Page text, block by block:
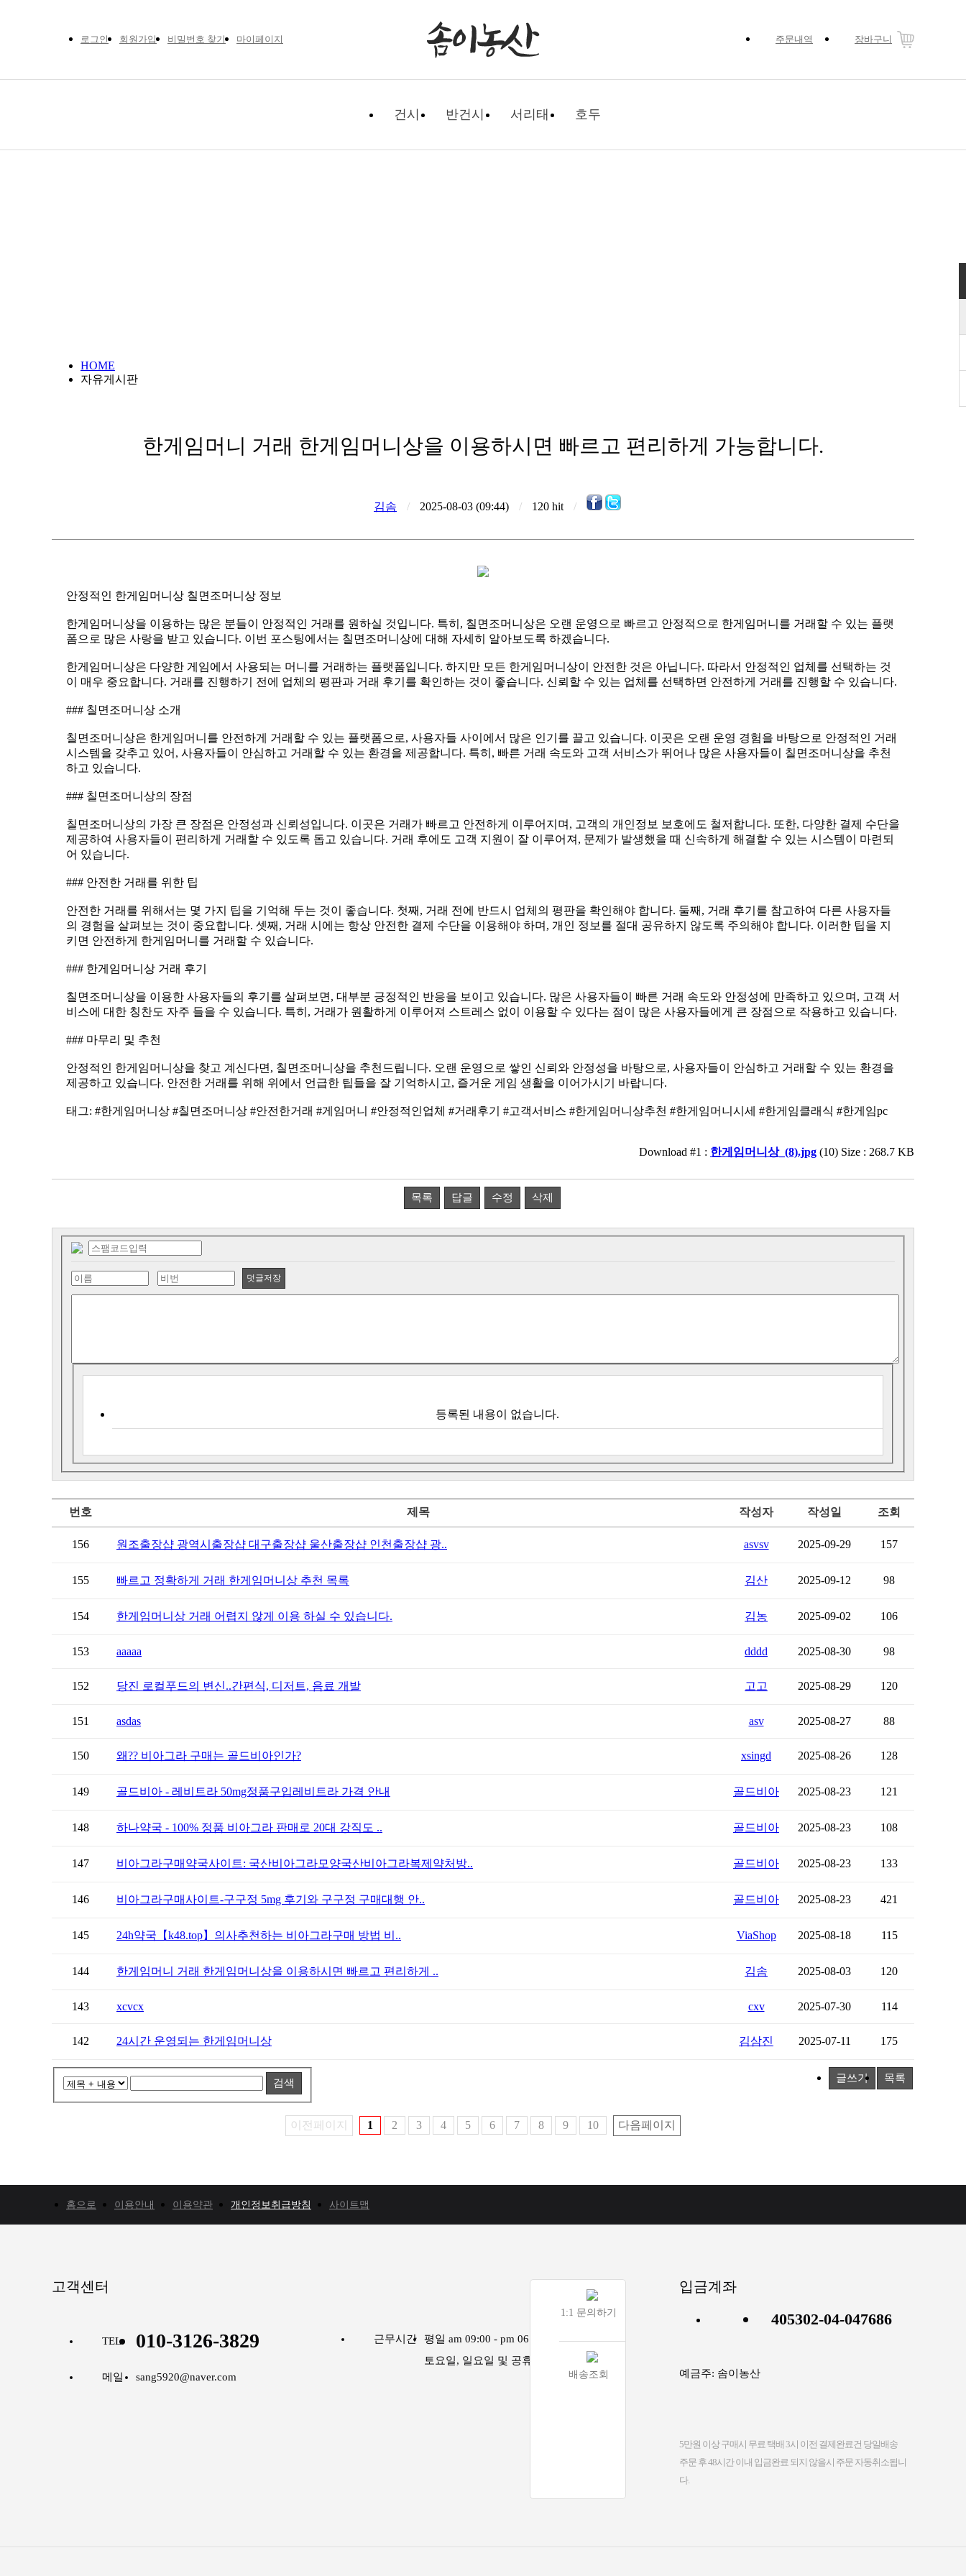
로그인 회원가입 비밀번호 찾기 마이페이지 주문내역 장바구니
건시 반건시 서리태 호두
HOME
자유게시판
한게임머니 거래 한게임머니상을 이용하시면 빠르고 편리하게 가능합니다.
김솜 / 2025-08-03 (09:44) / 120 hit /
안정적인 한게임머니상 칠면조머니상 정보
폼으로 많은 사랑을 받고 있습니다. 이번 포스팅에서는 칠면조머니상에 대해 자세히 알아보도록 하겠습니다.
이 매우 중요합니다. 거래를 진행하기 전에 업체의 평판과 거래 후기를 확인하는 것이 좋습니다. 신뢰할 수 있는 업체를 선택하면 안전하게 거래를 진행할 수 있습니다.
### 칠면조머니상 소개
하고 있습니다.
### 칠면조머니상의 장점
어 있습니다.
### 안전한 거래를 위한 팁
키면 안전하게 한게임머니를 거래할 수 있습니다.
### 한게임머니상 거래 후기
비스에 대한 칭찬도 자주 들을 수 있습니다. 특히, 거래가 원활하게 이루어져 스트레스 없이 이용할 수 있다는 점이 많은 사용자들에게 큰 장점으로 작용하고 있습니다.
### 마무리 및 추천
제공하고 있습니다. 안전한 거래를 위해 위에서 언급한 팁들을 잘 기억하시고, 즐거운 게임 생활을 이어가시기 바랍니다.
태그: #한게임머니상 #칠면조머니상 #안전한거래 #게임머니 #안정적인업체 #거래후기 #고객서비스 #한게임머니상추천 #한게임머니시세 #한게임클래식 #한게임pc
Download #1 : 한게임머니상_(8).jpg (10) Size : 268.7 KB
목록 답글 수정 삭제
덧글저장
등록된 내용이 없습니다.
번호 제목 작성자 작성일 조회
156 원조출장샵 광역시출장샵 대구출장샵 울산출장샵 인천출장샵 광.. asvsv 2025-09-29 157
155 빠르고 정확하게 거래 한게임머니상 추천 목록 김산 2025-09-12 98
154 한게임머니상 거래 어렵지 않게 이용 하실 수 있습니다. 김농 2025-09-02 106
153 aaaaa dddd 2025-08-30 98
152 당진 로컬푸드의 변신..간편식, 디저트, 음료 개발 고고 2025-08-29 120
151 asdas asv 2025-08-27 88
150 왜?? 비아그라 구매는 골드비아인가? xsingd 2025-08-26 128
149 골드비아 - 레비트라 50mg정품구입레비트라 가격 안내 골드비아 2025-08-23 121
148 하나약국 - 100% 정품 비아그라 판매로 20대 강직도 .. 골드비아 2025-08-23 108
147 비아그라구매약국사이트: 국산비아그라모양국산비아그라복제약처방.. 골드비아 2025-08-23 133
146 비아그라구매사이트-구구정 5mg 후기와 구구정 구매대행 안.. 골드비아 2025-08-23 421
145 24h약국【k48.tоp】의사추천하는 비아그라구매 방법 비.. ViaShop 2025-08-18 115
144 한게임머니 거래 한게임머니상을 이용하시면 빠르고 편리하게 .. 김솜 2025-08-03 120
143 xcvcx cxv 2025-07-30 114
142 24시간 운영되는 한게임머니상 김삼진 2025-07-11 175
검색 글쓰기 목록
이전페이지 1 2 3 4 5 6 7 8 9 10 다음페이지
홈으로 이용안내 이용약관 개인정보취급방침 사이트맵
고객센터
TEL 010-3126-3829
메일 sang5920@naver.com
근무시간
평일 am 09:00 - pm 06:00
토요일, 일요일 및 공휴일은 휴무
1:1 문의하기
배송조회
입금계좌
405302-04-047686
예금주: 솜이농산
5만원 이상 구매시 무료 택배 3시 이전 결제완료건 당일배송
다.